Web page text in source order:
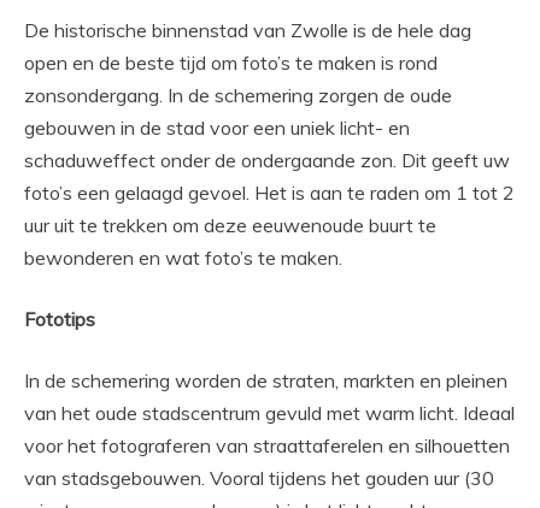
De historische binnenstad van Zwolle is de hele dag
open en de beste tijd om foto’s te maken is rond
zonsondergang. In de schemering zorgen de oude
gebouwen in de stad voor een uniek licht- en
schaduweffect onder de ondergaande zon. Dit geeft uw
foto’s een gelaagd gevoel. Het is aan te raden om 1 tot 2
uur uit te trekken om deze eeuwenoude buurt te
bewonderen en wat foto’s te maken.
Fototips
In de schemering worden de straten, markten en pleinen
van het oude stadscentrum gevuld met warm licht. Ideaal
voor het fotograferen van straattaferelen en silhouetten
van stadsgebouwen. Vooral tijdens het gouden uur (30